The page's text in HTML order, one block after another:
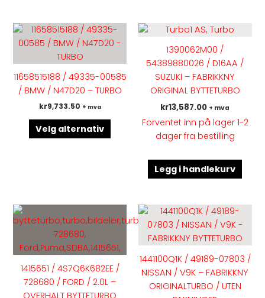
11658515188 / 49335-00585
/ BMW / N47D20 – TURBO
kr9,733.50 + mva
Velg alternativ
Dette
produktet
varianter.
Alternativene
på
1390062M00 /
54389880026 / D16AA /
SUZUKI – FABRIKKNY
ORIGINAL BYTTETURBO
kr13,587.00 + mva
Forventet inn på lager 1-2
dager fra bestilling
Legg i handlekurv
1415651 / 4S7Q6K682EE /
728680 / FORD / 2.0L –
OVERHALT BYTTETURBO
1441100Q1K / 49189-07803 /
NISSAN / V9K – FABRIKKNY
ORIGINALTURBO / UTEN